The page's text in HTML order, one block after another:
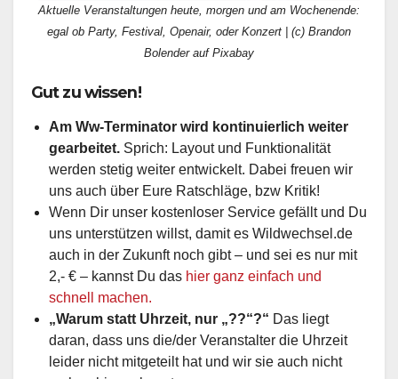
Aktuelle Veranstaltungen heute, morgen und am Wochenende:
egal ob Party, Festival, Openair, oder Konzert | (c) Brandon
Bolender auf Pixabay
Gut zu wissen!
Am Ww-Terminator wird kontinuierlich weiter
gearbeitet. Sprich: Layout und Funktionalität
werden stetig weiter entwickelt. Dabei freuen wir
uns auch über Eure Ratschläge, bzw Kritik!
Wenn Dir unser kostenloser Service gefällt und Du
uns unterstützen willst, damit es Wildwechsel.de
auch in der Zukunft noch gibt – und sei es nur mit
2,- € – kannst Du das hier ganz einfach und
schnell machen.
„Warum statt Uhrzeit, nur „??“?“ Das liegt
daran, dass uns die/der Veranstalter die Uhrzeit
leider nicht mitgeteilt hat und wir sie auch nicht